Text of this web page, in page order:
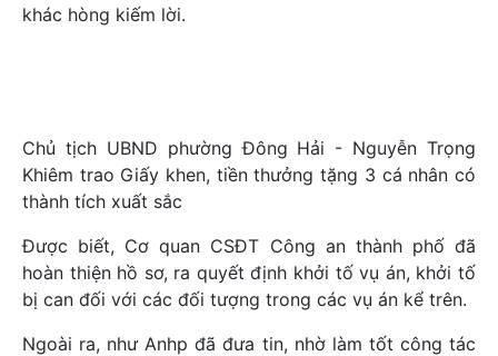
khác hòng kiếm lời.
Chủ tịch UBND phường Đông Hải - Nguyễn Trọng
Khiêm trao Giấy khen, tiền thưởng tặng 3 cá nhân có
thành tích xuất sắc
Được biết, Cơ quan CSĐT Công an thành phố đã
hoàn thiện hồ sơ, ra quyết định khởi tố vụ án, khởi tố
bị can đối với các đối tượng trong các vụ án kể trên.
Ngoài ra, như Anhp đã đưa tin, nhờ làm tốt công tác